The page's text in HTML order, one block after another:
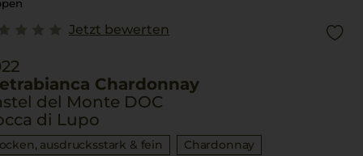
Jetzt bewerten
Chardonnay
del Monte DOC
di Lupo
ausdrucksstark & fein
Chardonnay